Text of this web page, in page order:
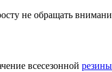
не обращать
всесезонной